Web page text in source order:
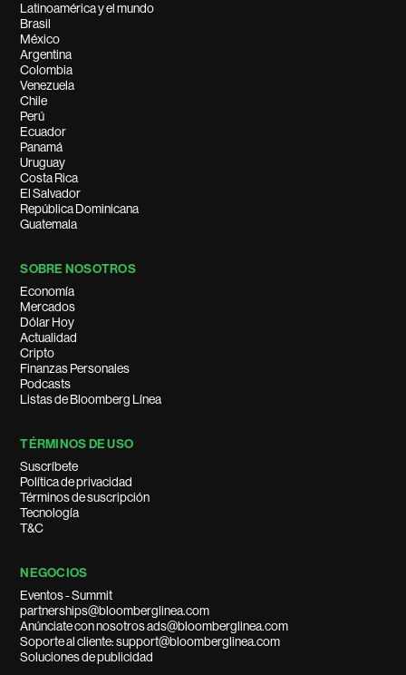
Latinoamérica y el mundo
Brasil
México
Argentina
Colombia
Venezuela
Chile
Perú
Ecuador
Panamá
Uruguay
Costa Rica
El Salvador
República Dominicana
Guatemala
SOBRE NOSOTROS
Economía
Mercados
Dólar Hoy
Actualidad
Cripto
Finanzas Personales
Podcasts
Listas de Bloomberg Línea
TÉRMINOS DE USO
Suscríbete
Política de privacidad
Términos de suscripción
Tecnología
T&C
NEGOCIOS
Eventos - Summit
partnerships@bloomberglinea.com
Anúnciate con nosotros ads@bloomberglinea.com
Soporte al cliente: support@bloomberglinea.com
Soluciones de publicidad